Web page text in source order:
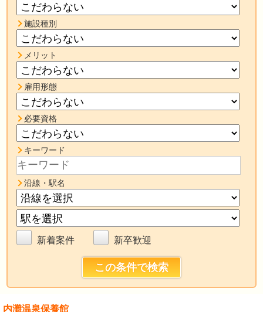
施設種別
メリット
雇用形態
必要資格
キーワード
沿線・駅名
新着案件 新卒歓迎
内灘温泉保養館